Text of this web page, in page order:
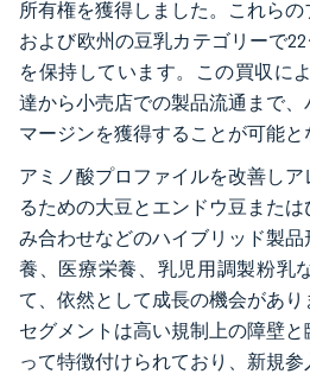
所有権を獲得しました。これら
および欧州の豆乳カテゴリーで
を保持しています。この買収に
達から小売店での製品流通まで
マージンを獲得することが可能と
アミノ酸プロファイルを改善し
るための大豆とエンドウ豆また
み合わせなどのハイブリッド製
養、医療栄養、乳児用調製粉乳
て、依然として成長の機会があ
セグメントは高い規制上の障壁
って特徴付けられており、新規